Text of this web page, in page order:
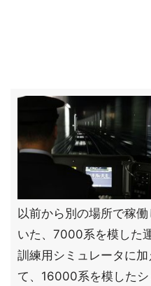
以前から別の場所で稼働
いた、7000系を模した
訓練用シミュレータに加
て、16000系を模したシ